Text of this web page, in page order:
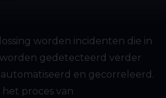
worden incidenten die in
gedetecteerd verder
en gecorreleerd.
proces van